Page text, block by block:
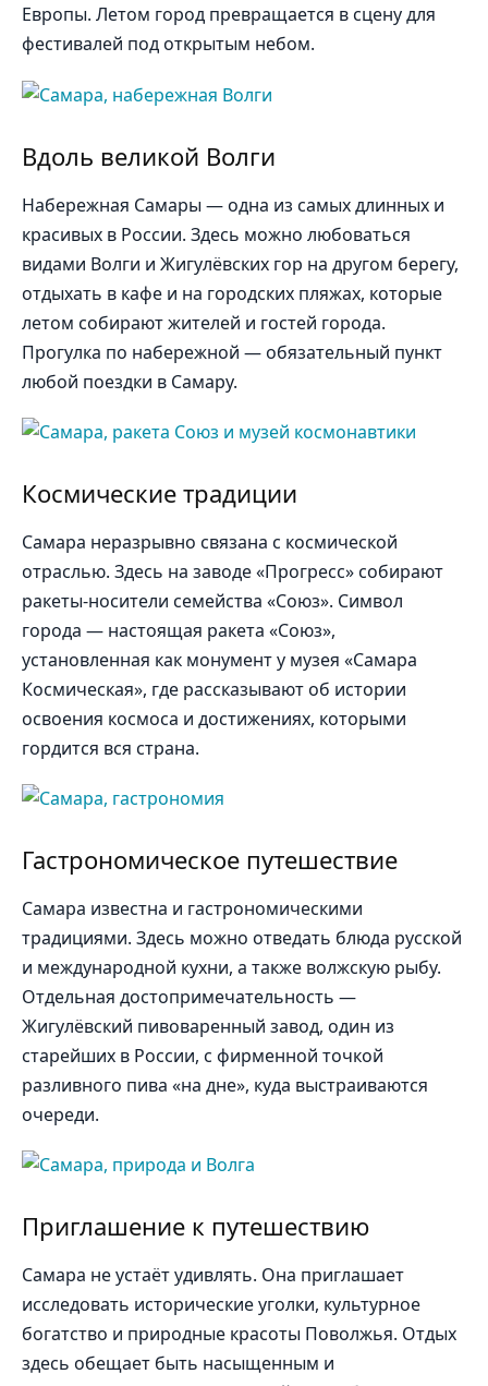
Европы. Летом город превращается в сцену для
фестивалей под открытым небом.
Вдоль великой Волги
Набережная Самары — одна из самых длинных и
красивых в России. Здесь можно любоваться
видами Волги и Жигулёвских гор на другом берегу,
отдыхать в кафе и на городских пляжах, которые
летом собирают жителей и гостей города.
Прогулка по набережной — обязательный пункт
любой поездки в Самару.
Космические традиции
Самара неразрывно связана с космической
отраслью. Здесь на заводе «Прогресс» собирают
ракеты-носители семейства «Союз». Символ
города — настоящая ракета «Союз»,
установленная как монумент у музея «Самара
Космическая», где рассказывают об истории
освоения космоса и достижениях, которыми
гордится вся страна.
Гастрономическое путешествие
Самара известна и гастрономическими
традициями. Здесь можно отведать блюда русской
и международной кухни, а также волжскую рыбу.
Отдельная достопримечательность —
Жигулёвский пивоваренный завод, один из
старейших в России, с фирменной точкой
разливного пива «на дне», куда выстраиваются
очереди.
Приглашение к путешествию
Самара не устаёт удивлять. Она приглашает
исследовать исторические уголки, культурное
богатство и природные красоты Поволжья. Отдых
здесь обещает быть насыщенным и